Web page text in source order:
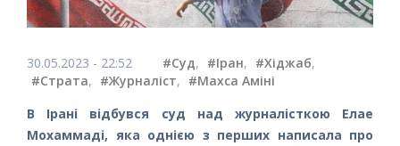
30.05.2023 - 22:52 #Суд, #Іран, #Хіджаб,
#Страта, #Журналіст, #Махса Аміні
В Ірані відбувся суд над журналісткою Елае
Мохаммаді, яка однією з перших написала про